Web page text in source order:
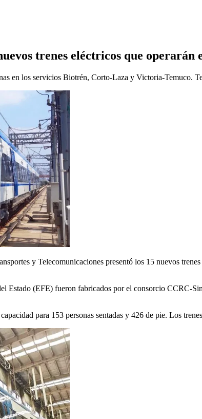
trenes eléctricos que operarán
en los servicios Biotrén, Corto-Laza y Victoria-Temuco.
y Telecomunicaciones presentó los 15 nuevos
Estado (EFE) fueron fabricados por el consorcio
para 153 personas sentadas y 426 de pie. Los